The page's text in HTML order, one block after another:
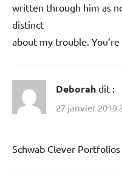
written through him as
distinct
about my trouble.
Deborah dit :
27 janvier 2019
Schwab Clever Portfolios